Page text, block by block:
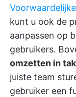
kunt u ook de
aanpassen op
gebruikers.
omzetten in
juiste team
gebruiker een